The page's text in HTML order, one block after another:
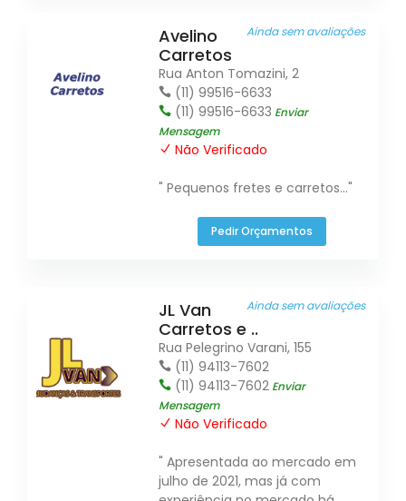
Ainda sem avaliações
Avelino
Carretos
Rua Anton Tomazini, 2
(11) 99516-6633
(11) 99516-6633 Enviar
Mensagem
Não Verificado
" Pequenos fretes e carretos..."
Pedir Orçamentos
Ainda sem avaliações
JL Van
Carretos e ..
Rua Pelegrino Varani, 155
(11) 94113-7602
(11) 94113-7602 Enviar
Mensagem
Não Verificado
" Apresentada ao mercado em
julho de 2021, mas já com